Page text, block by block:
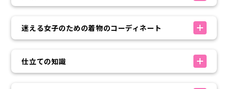
迷える女子のための着物のコーディネート
仕立ての知識